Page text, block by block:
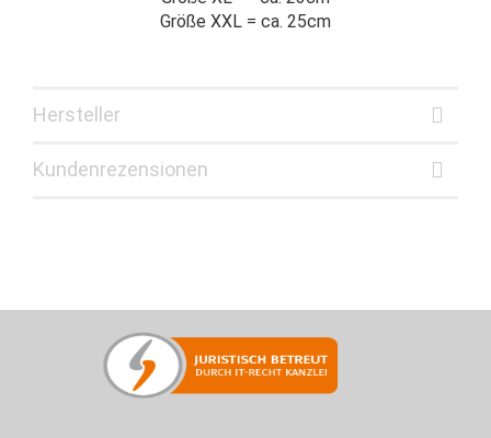
Größe XXL = ca. 25cm
Hersteller
Kundenrezensionen